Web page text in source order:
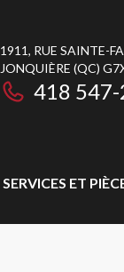
1911, RUE SAINTE-
JONQUIÈRE (QC)
418
SERVICES ET